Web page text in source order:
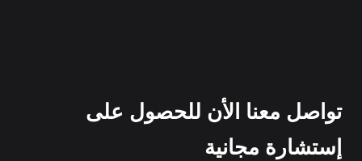
تواصل معنا الأن للحصول على
إستشارة مجانية